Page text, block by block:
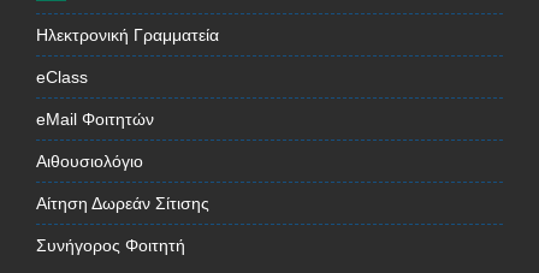
Ηλεκτρονική Γραμματεία
eClass
eMail Φοιτητών
Αιθουσιολόγιο
Αίτηση Δωρεάν Σίτισης
Συνήγορος Φοιτητή